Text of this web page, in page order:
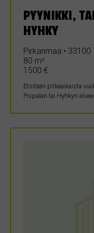
PYYNIKKI,
HYHKY
Pirkanmaa • 33100
80 m²
1500 €
Etsitään pitkäaikaista
Pispalan tai Hyhkyn